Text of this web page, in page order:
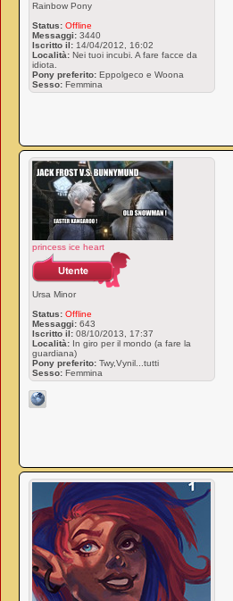
Rainbow Pony
Status: Offline
Messaggi: 3440
Iscritto il: 14/04/2012, 16:02
Località: Nei tuoi incubi. A fare facce da
idiota.
Pony preferito: Eppolgeco e Woona
Sesso: Femmina
princess ice heart
Ursa Minor
Status: Offline
Messaggi: 643
Iscritto il: 08/10/2013, 17:37
Località: In giro per il mondo (a fare la
guardiana)
Pony preferito: Twy,Vynil...tutti
Sesso: Femmina